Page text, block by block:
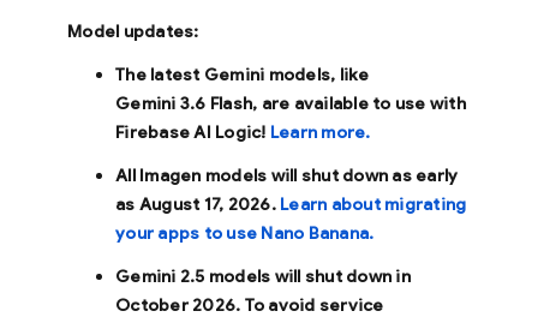
Model updates:
The latest Gemini models, like
Gemini 3.6 Flash, are available to use with
Firebase AI Logic! Learn more.
All Imagen models will shut down as early
as August 17, 2026. Learn about migrating
your apps to use Nano Banana.
Gemini 2.5 models will shut down in
October 2026. To avoid service